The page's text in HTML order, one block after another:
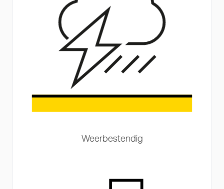
Weerbestendig